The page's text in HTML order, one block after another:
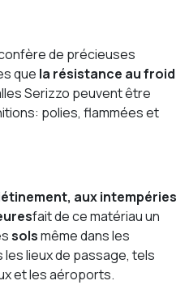
de précieuses
que la résistance au froid
Serizzo peuvent être
polies, flammées et
aux intempéries
fait de ce matériau un
solsmême dans les
lieux de passage, tels
et les aéroports.